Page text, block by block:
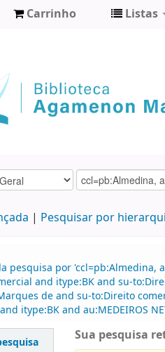
Carrinho Listas
Pesquisar por
pesquisa por 'ccl=pb:Almedina,
and itype:BK and su-
de and su-to:Direito
itype:BK and au:MEDEIROS
Sua pesquisa